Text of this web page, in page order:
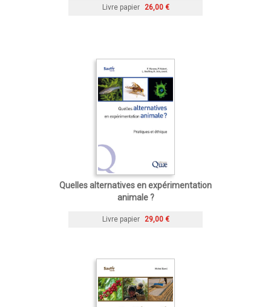
Livre papier 26,00 €
Quelles alternatives en expérimentation
animale ?
Livre papier 29,00 €